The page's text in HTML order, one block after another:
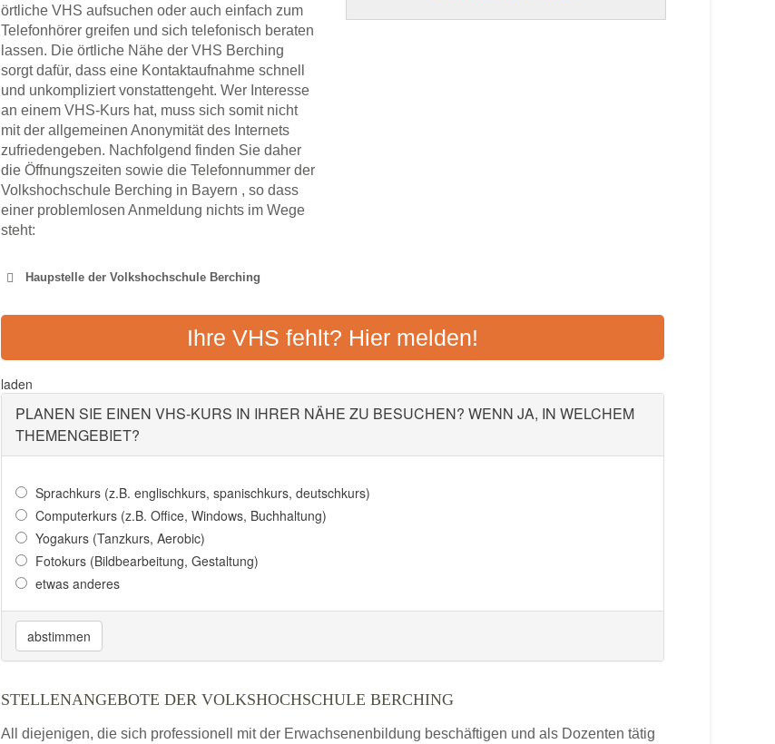
örtliche VHS aufsuchen oder auch einfach zum
Telefonhörer greifen und sich telefonisch beraten
lassen. Die örtliche Nähe der VHS Berching
sorgt dafür, dass eine Kontaktaufnahme schnell
und unkompliziert vonstattengeht. Wer Interesse
an einem VHS-Kurs hat, muss sich somit nicht
mit der allgemeinen Anonymität des Internets
zufriedengeben. Nachfolgend finden Sie daher
die Öffnungszeiten sowie die Telefonnummer der
Volkshochschule Berching in Bayern , so dass
einer problemlosen Anmeldung nichts im Wege
steht:
Haupstelle der Volkshochschule Berching
VOLKSHOCHSCHULE NEUMARKT E.V
Adresse: Gartenstr. 1, 92318 Neumarkt
Ihre VHS fehlt? Hier melden!
laden
PLANEN SIE EINEN VHS-KURS IN IHRER NÄHE ZU BESUCHEN? WENN JA, IN WELCHEM
THEMENGEBIET?
Sprachkurs (z.B. englischkurs, spanischkurs, deutschkurs)
Computerkurs (z.B. Office, Windows, Buchhaltung)
Yogakurs (Tanzkurs, Aerobic)
Fotokurs (Bildbearbeitung, Gestaltung)
etwas anderes
abstimmen
STELLENANGEBOTE DER VOLKSHOCHSCHULE BERCHING
All diejenigen, die sich professionell mit der Erwachsenenbildung beschäftigen und als Dozenten tätig